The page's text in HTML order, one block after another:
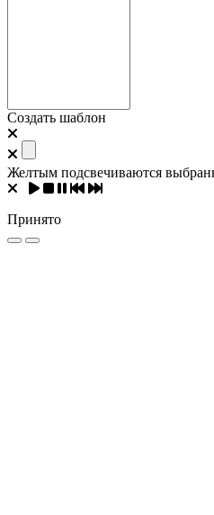
Создать шаблон
Желтым подсвечиваются
Принято